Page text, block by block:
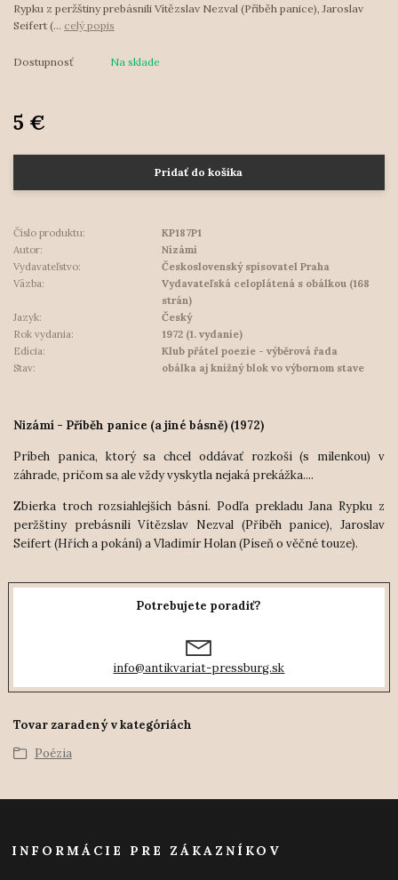
Rypku z peržštiny prebásnili Vítězslav Nezval (Příběh panice), Jaroslav
Seifert (... celý popis
Dostupnosť Na sklade
5 €
Pridať do košíka
Číslo produktu:
KP187P1
Autor:
Nizámí
Vydavateľstvo:
Československý spisovatel Praha
Väzba:
Vydavateľská celoplátená s obálkou (168
strán)
Jazyk:
Český
Rok vydania:
1972 (1. vydanie)
Edícia:
Klub přátel poezie - výběrová řada
Stav:
obálka aj knižný blok vo výbornom stave
Nizámí - Příběh panice (a jiné básně) (1972)
Príbeh panica, ktorý sa chcel oddávať rozkoši (s milenkou) v
záhrade, pričom sa ale vždy vyskytla nejaká prekážka....
Zbierka troch rozsiahlejších básní. Podľa prekladu Jana Rypku z
peržštiny prebásnili Vítězslav Nezval (Příběh panice), Jaroslav
Seifert (Hřích a pokání) a Vladimír Holan (Píseň o věčné touze).
Potrebujete poradiť?
info@antikvariat-pressburg.sk
Tovar zaradený v kategóriách
Poézia
INFORMÁCIE PRE ZÁKAZNÍKOV